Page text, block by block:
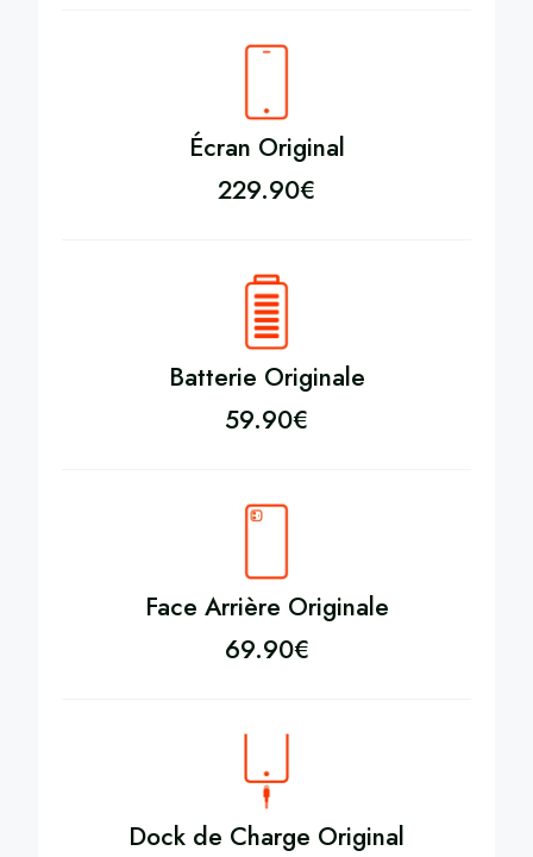
Écran Original
229.90€
Batterie Originale
59.90€
Face Arrière Originale
69.90€
Dock de Charge Original